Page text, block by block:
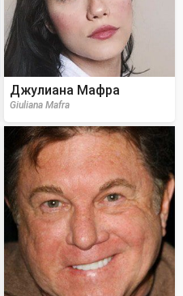
Джулиана Мафра
Giuliana Mafra